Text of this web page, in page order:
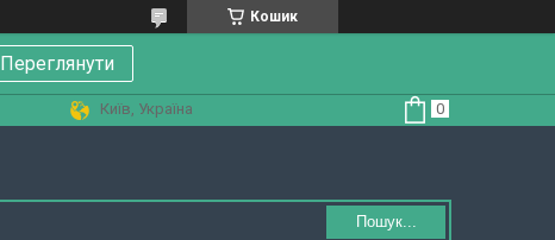
Кошик
Переглянути
Київ, Україна
Пошук...